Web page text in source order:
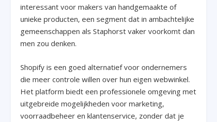
interessant voor makers van handgemaakte of
unieke producten, een segment dat in ambachtelijke
gemeenschappen als Staphorst vaker voorkomt dan
men zou denken.
Shopify is een goed alternatief voor ondernemers
die meer controle willen over hun eigen webwinkel.
Het platform biedt een professionele omgeving met
uitgebreide mogelijkheden voor marketing,
voorraadbeheer en klantenservice, zonder dat je